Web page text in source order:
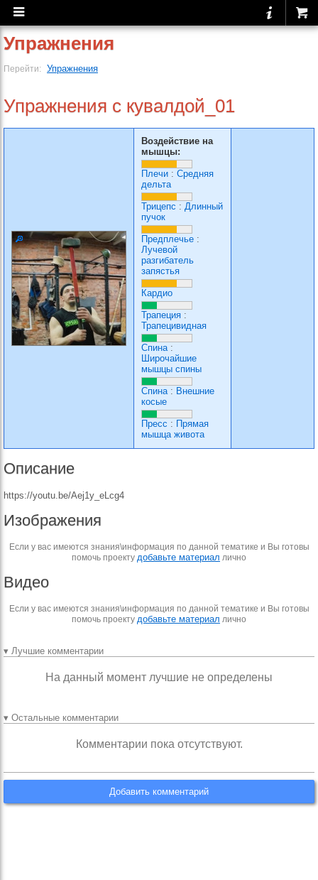
Упражнения
Перейти: Упражнения
Упражнения с кувалдой_01
Воздействие на
мышцы:
Плечи : Средняя
дельта
Трицепс : Длинный
пучок
Предплечье :
Лучевой
разгибатель
запястья
Кардио
Трапеция :
Трапецивидная
Спина:
Широчайшие
мышцы спины
Спина: Внешние
косые
Пресс : Прямая
мышца живота
Описание
https://youtu.be/Aej1y_eLcg4
Изображения
Если у вас имеются знания\информация по данной тематике и Вы готовы
помочь проекту добавьте материал лично
Видео
Если у вас имеются знания\информация по данной тематике и Вы готовы
помочь проекту добавьте материал лично
▾ Лучшие комментарии
На данный момент лучшие не определены
▾ Остальные комментарии
Комментарии пока отсутствуют.
Добавить комментарий